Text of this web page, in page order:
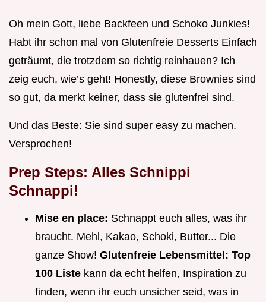
Oh mein Gott, liebe Backfeen und Schoko Junkies!
Habt ihr schon mal von Glutenfreie Desserts Einfach
geträumt, die trotzdem so richtig reinhauen? Ich
zeig euch, wie’s geht! Honestly, diese Brownies sind
so gut, da merkt keiner, dass sie glutenfrei sind.
Und das Beste: Sie sind super easy zu machen.
Versprochen!
Prep Steps: Alles Schnippi
Schnappi!
Mise en place: Schnappt euch alles, was ihr
braucht. Mehl, Kakao, Schoki, Butter... Die
ganze Show! Glutenfreie Lebensmittel: Top
100 Liste kann da echt helfen, Inspiration zu
finden, wenn ihr euch unsicher seid, was in